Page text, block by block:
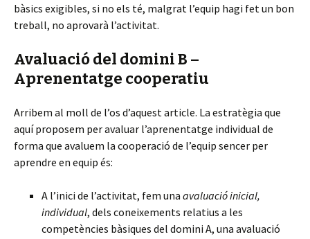
bàsics exigibles, si no els té, malgrat l’equip hagi fet un bon
treball, no aprovarà l’activitat.
Avaluació del domini B –
Aprenentatge cooperatiu
Arribem al moll de l’os d’aquest article. La estratègia que
aquí proposem per avaluar l’aprenentatge individual de
forma que avaluem la cooperació de l’equip sencer per
aprendre en equip és:
A l’inici de l’activitat, fem una avaluació inicial,
individual, dels coneixements relatius a les
competències bàsiques del domini A, una avaluació